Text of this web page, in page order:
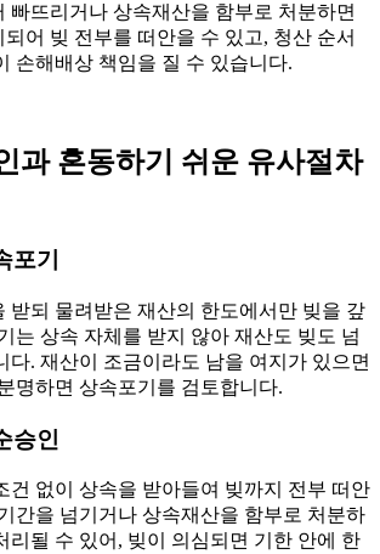
빠뜨리거나 상속재산을 함부로 처분하면
어 빚 전부를 떠안을 수 있고, 청산 순서
손해배상 책임을 질 수 있습니다.
과 혼동하기 쉬운 유사절차
포기
받되 물려받은 재산의 한도에서만 빚을 갚
는 상속 자체를 받지 않아 재산도 빚도 넘
다. 재산이 조금이라도 남을 여지가 있으면
명하면 상속포기를 검토합니다.
승인
건 없이 상속을 받아들여 빚까지 전부 떠안
간을 넘기거나 상속재산을 함부로 처분하
리될 수 있어, 빚이 의심되면 기한 안에 한